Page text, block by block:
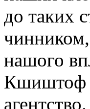
до таких
нашого
Кшиштоф
агентство.